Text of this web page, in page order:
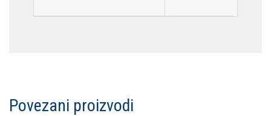
Povezani proizvodi